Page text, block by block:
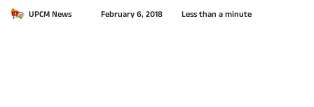
UPCM News February 6, 2018 Less than a minute